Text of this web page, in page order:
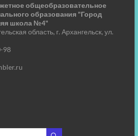
общеобразовательное
образования "Город
школа №4"
область, г. Архангельск, ул.
98